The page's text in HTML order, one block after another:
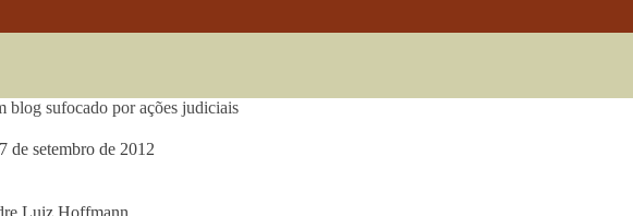
blog sufocado por ações judiciais
de setembro de 2012
Luiz Hoffmann